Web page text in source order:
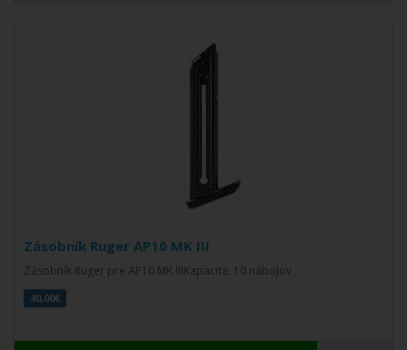
Zásobník Ruger AP10 MK III
Zásobník Ruger pre AP10 MK IIIKapacita: 10 nábojov ..
40,00€